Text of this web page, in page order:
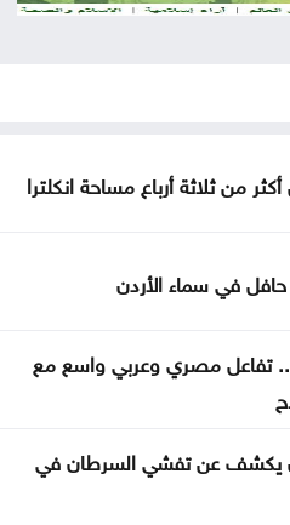
التطورات الإقليمية
مساحة انكلترا
إسرائيل على الجولان
يدعو إلى احتجاز المهاجرين
منزل في جنوب نابلس
من ثلاثة أرباع مساحة انكلترا
في سماء الأردن
.. تفاعل مصري وعربي واسع مع
يكشف عن تفشي السرطان في